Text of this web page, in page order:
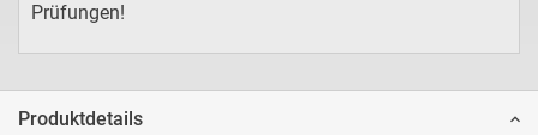
Prüfungen!
Produktdetails